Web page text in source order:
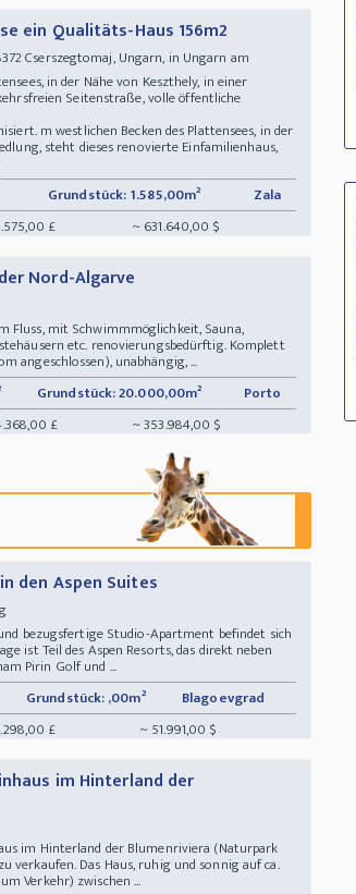
ein Qualitäts-Haus 156m2
Cserszegtomaj, Ungarn, in Ungarn am
in der Nähe von Keszthely, in einer
Seitenstraße, volle öffentliche
m westlichen Becken des Plattensees, in der
steht dieses renovierte Einfamilienhaus,
Grundstück: 1.585,00m²
Zala
£ ~ 631.640,00 $
Nord-Algarve
Fluss, mit Schwimmmöglichkeit, Sauna,
etc. renovierungsbedürftig. Komplett
angeschlossen), unabhängig, ...
Grundstück: 20.000,00m²
Porto
£ ~ 353.984,00 $
den Aspen Suites
bezugsfertige Studio-Apartment befindet sich
ist Teil des Aspen Resorts, das direkt neben
Pirin Golf und ...
Grundstück: ,00m²
Blagoevgrad
£ ~ 51.991,00 $
im Hinterland der
im Hinterland der Blumenriviera (Naturpark
verkaufen. Das Haus, ruhig und sonnig auf ca.
Verkehr) zwischen ...